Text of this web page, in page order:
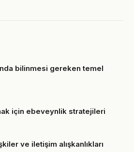
bilinmesi gereken temel
için ebeveynlik stratejileri
ve iletişim alışkanlıkları